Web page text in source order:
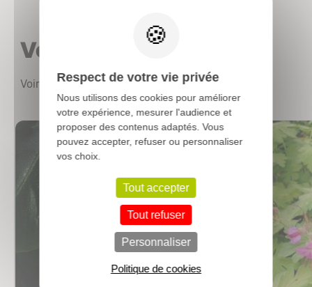
Vous aimerez aussi
Voir les autres produits
Respect de votre vie privée
Nous utilisons des cookies pour améliorer
votre expérience, mesurer l'audience et
proposer des contenus adaptés. Vous
pouvez accepter, refuser ou personnaliser
vos choix.
Tout accepter
Tout refuser
Personnaliser
Politique de cookies